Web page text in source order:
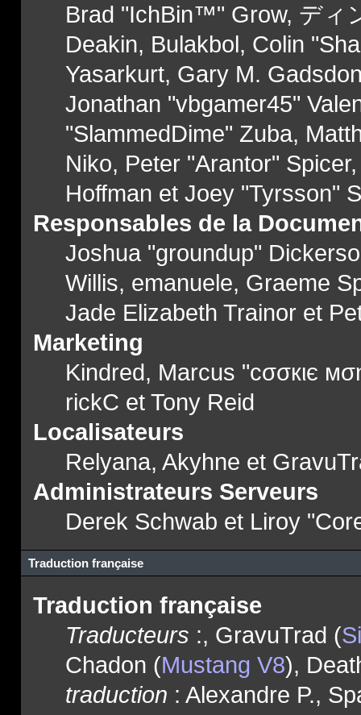
Brad "IchBin™" Grow, ディ
Deakin, Bulakbol, Colin
Yasarkurt, Gary M.
Jonathan "vbgamer45"
"SlammedDime" Zuba,
Niko, Peter "Arantor"
Hoffman et Joey "Tyrsson"
Responsables de la
Joshua "groundup"
Willis, emanuele, Graeme
Jade Elizabeth Trainor et
Marketing
Kindred, Marcus "cσσкιє
rickC et Tony Reid
Localisateurs
Relyana, Akyhne et
Administrateurs Serveurs
Derek Schwab et Liroy
Traduction française
Traduction française
Traducteurs :, GravuTrad (
Chadon (Mustang V8),
traduction : Alexandre P.,